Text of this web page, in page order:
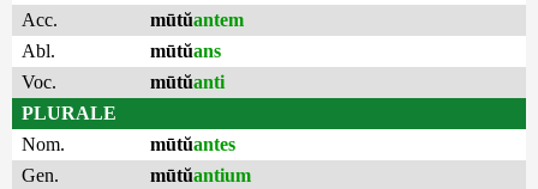
Acc.
mūtŭantem
Abl.
mūtŭans
Voc.
mūtŭanti
PLURALE
Nom.
mūtŭantes
Gen.
mūtŭantium